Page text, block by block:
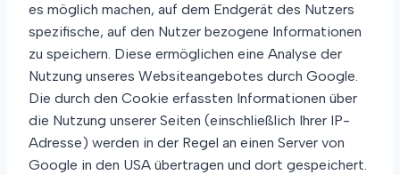
es möglich machen, auf dem Endgerät des Nutzers
spezifische, auf den Nutzer bezogene Informationen
zu speichern. Diese ermöglichen eine Analyse der
Nutzung unseres Websiteangebotes durch Google.
Die durch den Cookie erfassten Informationen über
die Nutzung unserer Seiten (einschließlich Ihrer IP-
Adresse) werden in der Regel an einen Server von
Google in den USA übertragen und dort gespeichert.